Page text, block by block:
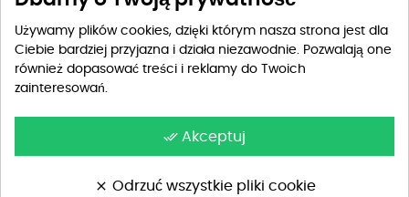
Pakowanie na prezent 29,90 zł
Kolor: Złoty
DODAJ DO KOSZYKA
Używamy plików cookies, dzięki którym nasza strona jest dla
Ciebie bardziej przyjazna i działa niezawodnie. Pozwalają one
również dopasować treści i reklamy do Twoich
zainteresowań.
done_all Akceptuj
clear Odrzuć wszystkie pliki cookie